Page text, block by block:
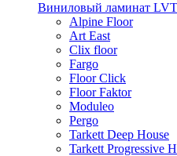
Виниловый ламинат LVT
Alpine Floor
Art East
Clix floor
Fargo
Floor Click
Floor Faktor
Moduleo
Pergo
Tarkett Deep House
Tarkett Progressive